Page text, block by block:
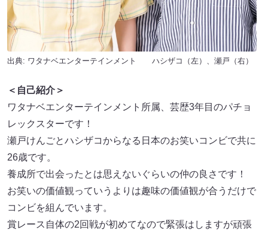
出典: ワタナベエンターテインメント ハシザコ（左）、瀬戸（右）
＜自己紹介＞
ワタナベエンターテインメント所属、芸歴3年目のパチョ
レックスターです！
瀬戸けんごとハシザコからなる日本のお笑いコンビで共に
26歳です。
養成所で出会ったとは思えないぐらいの仲の良さです！
お笑いの価値観っていうよりは趣味の価値観が合うだけで
コンビを組んでいます。
賞レース自体の2回戦が初めてなので緊張はしますが頑張